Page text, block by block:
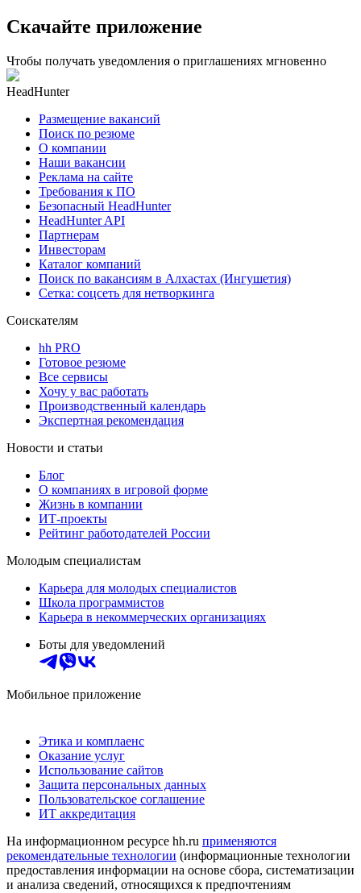
Скачайте приложение
Чтобы получать уведомления о приглашениях мгновенно
HeadHunter
Размещение вакансий
Поиск по резюме
О компании
Наши вакансии
Реклама на сайте
Требования к ПО
Безопасный HeadHunter
HeadHunter API
Партнерам
Инвесторам
Каталог компаний
Поиск по вакансиям в Алхастах (Ингушетия)
Сетка: соцсеть для нетворкинга
Соискателям
hh PRO
Готовое резюме
Все сервисы
Хочу у вас работать
Производственный календарь
Экспертная рекомендация
Новости и статьи
Блог
О компаниях в игровой форме
Жизнь в компании
ИТ-проекты
Рейтинг работодателей России
Молодым специалистам
Карьера для молодых специалистов
Школа программистов
Карьера в некоммерческих организациях
Боты для уведомлений
Мобильное приложение
Этика и комплаенс
Оказание услуг
Использование сайтов
Защита персональных данных
Пользовательское соглашение
ИТ аккредитация
На информационном ресурсе hh.ru применяются
рекомендательные технологии (информационные технологии
предоставления информации на основе сбора, систематизации
и анализа сведений, относящихся к предпочтениям